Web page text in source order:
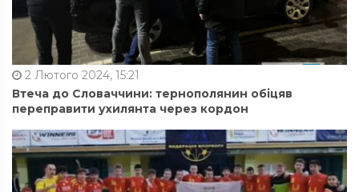
2 Лютого 2024, 15:21
Втеча до Словаччини: тернополянин обіцяв
переправити ухилянта через кордон